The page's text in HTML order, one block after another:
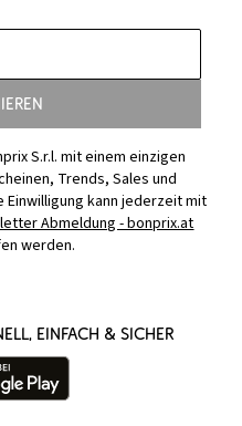
S.r.l. mit einem einzigen
Trends, Sales und
kann jederzeit mit
Abmeldung - bonprix.at
werden.
einfach & sicher